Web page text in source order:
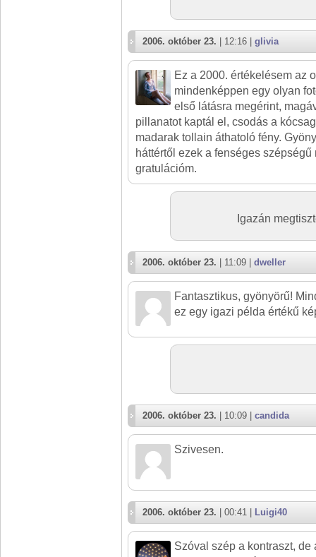
2006. október 23. | 12:16 | glivia
Ez a 2000. értékelésem az
mindenképpen egy olyan
első látásra megérint,
pillanatot kaptál el, csodás a
madarak tollain áthatoló fény.
háttértől ezek a fenséges szépségű
gratulációm.
Igazán
2006. október 23. | 11:09 | dweller
Fantasztikus, gyönyörű!
ez egy igazi példa értékű
2006. október 23. | 10:09 | candida
Szivesen.
2006. október 23. | 00:41 | Luigi40
Szóval szép a kontraszt, de